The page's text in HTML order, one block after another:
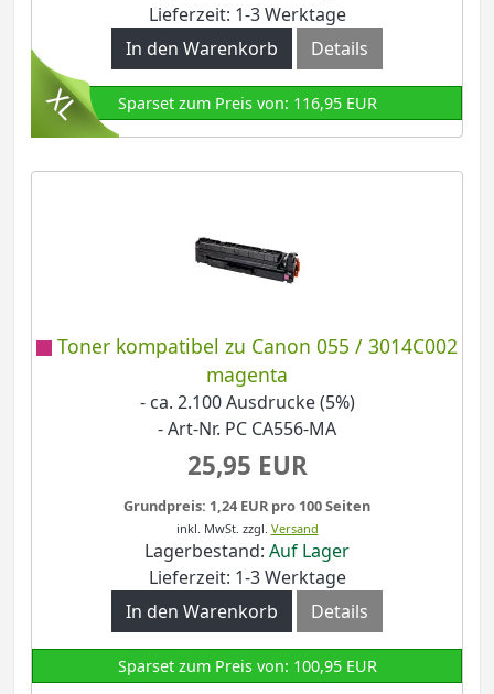
Lieferzeit: 1-3 Werktage
In den Warenkorb
Details
Sparset zum Preis von: 116,95 EUR
Toner kompatibel zu Canon 055 / 3014C002
magenta
- ca. 2.100 Ausdrucke (5%)
- Art-Nr. PC CA556-MA
25,95 EUR
Grundpreis: 1,24 EUR pro 100 Seiten
inkl. MwSt. zzgl. Versand
Lagerbestand: Auf Lager
Lieferzeit: 1-3 Werktage
In den Warenkorb
Details
Sparset zum Preis von: 100,95 EUR